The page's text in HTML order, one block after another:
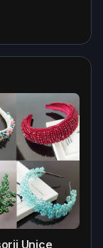
Unice